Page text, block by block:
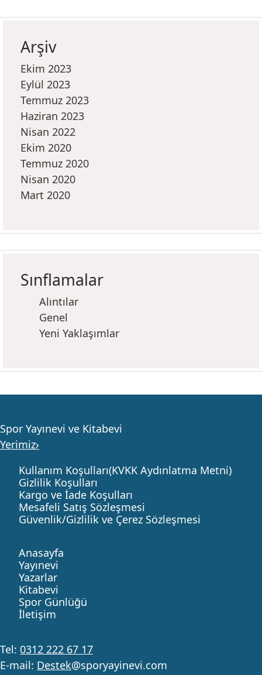
Arşiv
Ekim 2023
Eylül 2023
Temmuz 2023
Haziran 2023
Nisan 2022
Ekim 2020
Temmuz 2020
Nisan 2020
Mart 2020
Sınflamalar
Alıntılar
Genel
Yeni Yaklaşımlar
Spor Yayınevi ve Kitabevi
Yerimiz›
Kullanım Koşulları(KVKK Aydınlatma Metni)
Gizlilik Koşulları
Kargo ve İade Koşulları
Mesafeli Satış Sözleşmesi
Güvenlik/Gizlilik ve Çerez Sözleşmesi
Anasayfa
Yayınevi
Yazarlar
Kitabevi
Spor Günlüğü
İletişim
Tel: 0312 222 67 17
E-mail: Destek@sporyayinevi.com